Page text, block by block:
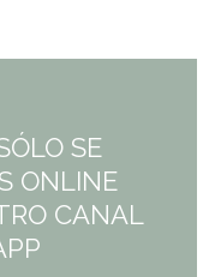
SE
ONLINE
CANAL